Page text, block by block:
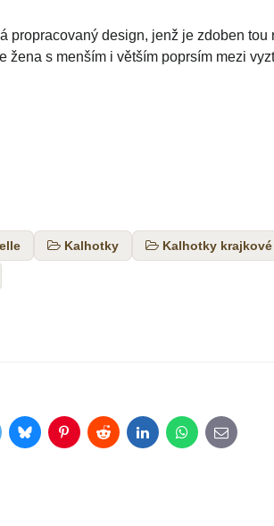
propracovaný design, jenž je zdoben
s menším i větším poprsím mezi
Kalhotky Kalhotky krajkové
BlueskyPinterestRedditLinkedInWhatsApp
E-
mail